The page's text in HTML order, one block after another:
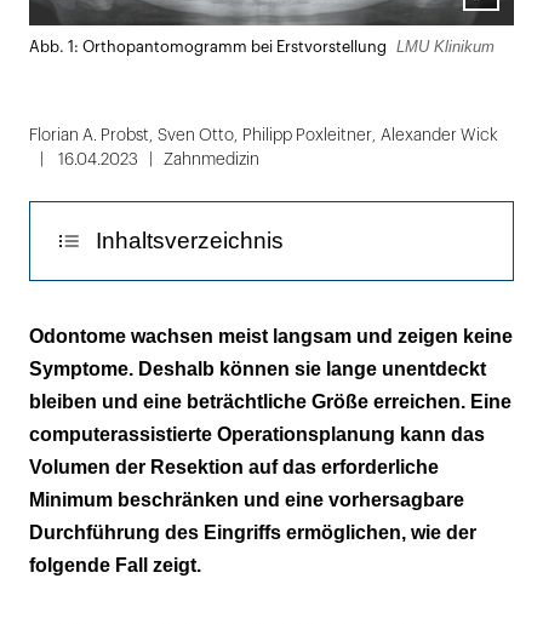
Lightbox
öffnen
Abb. 1: Orthopantomogramm bei Erstvorstellung LMU Klinikum
Florian A. Probst Sven Otto Philipp Poxleitner
Alexander Wick
16.04.2023
Zahnmedizin
Inhaltsverzeichnis
Operatives Verfahren
Diskussion
Odontome wachsen meist langsam und zeigen keine
Symptome. Deshalb können sie lange unentdeckt
bleiben und eine beträchtliche Größe erreichen. Eine
computerassistierte Operationsplanung kann das
Volumen der Resektion auf das erforderliche
Minimum beschränken und eine vorhersagbare
Durchführung des Eingriffs ermöglichen, wie der
folgende Fall zeigt.